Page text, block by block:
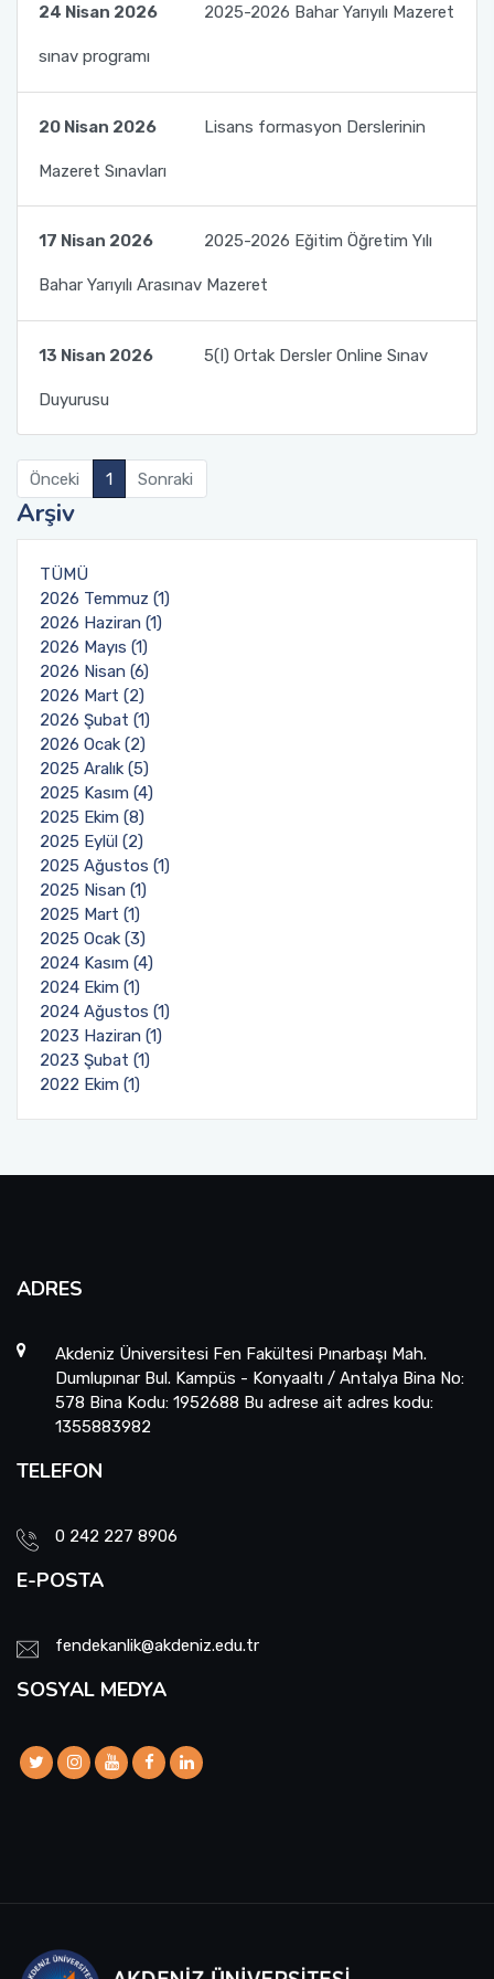
24 Nisan 2026 2025-2026 Bahar Yarıyılı Mazeret
sınav programı
20 Nisan 2026 Lisans formasyon Derslerinin
Mazeret Sınavları
17 Nisan 2026 2025-2026 Eğitim Öğretim Yılı
Bahar Yarıyılı Arasınav Mazeret
13 Nisan 2026 5(I) Ortak Dersler Online Sınav
Duyurusu
Önceki 1 Sonraki
Arşiv
TÜMÜ
2026 Temmuz (1)
2026 Haziran (1)
2026 Mayıs (1)
2026 Nisan (6)
2026 Mart (2)
2026 Şubat (1)
2026 Ocak (2)
2025 Aralık (5)
2025 Kasım (4)
2025 Ekim (8)
2025 Eylül (2)
2025 Ağustos (1)
2025 Nisan (1)
2025 Mart (1)
2025 Ocak (3)
2024 Kasım (4)
2024 Ekim (1)
2024 Ağustos (1)
2023 Haziran (1)
2023 Şubat (1)
2022 Ekim (1)
ADRES
Akdeniz Üniversitesi Fen Fakültesi Pınarbaşı Mah.
Dumlupınar Bul. Kampüs - Konyaaltı / Antalya Bina No:
578 Bina Kodu: 1952688 Bu adrese ait adres kodu:
1355883982
TELEFON
0 242 227 8906
E-POSTA
fendekanlik@akdeniz.edu.tr
SOSYAL MEDYA
Biyosidal Ürün Uygulayıcı Eğitimi
Ders Bilgi Paketi
Akdeniz Üniversitesi Mezun Bilgi Sistemi
Dereceye Giren Mezunlarımız
Eğitim Öğretim Komisyonu
Bağımlılık ile Mücadele Komisyonu
Mezun Komisyonu